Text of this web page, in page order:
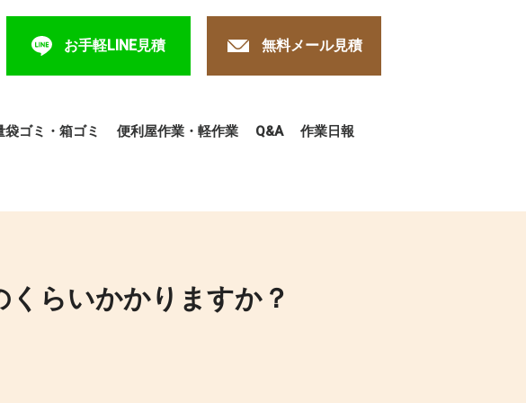
お手軽LINE見積 無料メール見積
袋ゴミ・箱ゴミ 便利屋作業・軽作業 Q&A 作業日報
らいかかりますか？